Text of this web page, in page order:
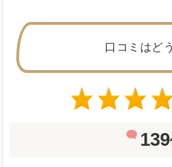
口コミはど
139